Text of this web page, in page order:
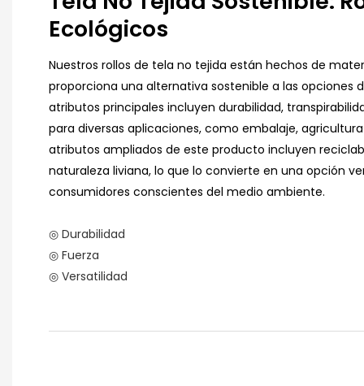
Ecológicos
Nuestros rollos de tela no tejida están hechos de
proporciona una alternativa sostenible a las opciones
atributos principales incluyen durabilidad,
para diversas aplicaciones, como embalaje,
atributos ampliados de este producto incluyen
naturaleza liviana, lo que lo convierte en una opción
consumidores conscientes del medio ambiente.
◎ Durabilidad
◎ Fuerza
◎ Versatilidad